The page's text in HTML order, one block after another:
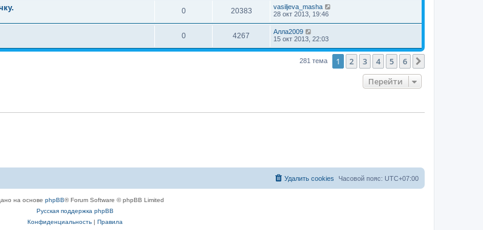
0 20383
vasiljeva_masha
28 окт 2013, 19:46
0 4267
Алла2009
15 окт 2013, 22:03
281 тема 1 2 3 4 5 6
Перейти
Часовой пояс: UTC+07:00
Удалить cookies
на основе phpBB® Forum Software © phpBB Limited
Русская поддержка phpBB
Конфиденциальность| Правила